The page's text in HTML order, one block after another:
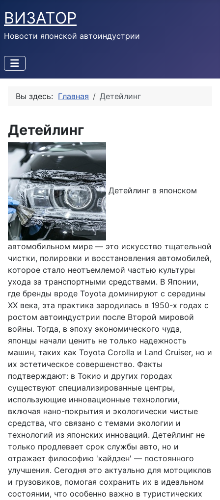
ВИЗАТОР
Новости японской автоиндустрии
Вы здесь: Главная Детейлинг
Детейлинг
Детейлинг в японском
автомобильном мире — это искусство тщательной
чистки, полировки и восстановления автомобилей,
которое стало неотъемлемой частью культуры
ухода за транспортными средствами. В Японии,
где бренды вроде Toyota доминируют с середины
XX века, эта практика зародилась в 1950-х годах с
ростом автоиндустрии после Второй мировой
войны. Тогда, в эпоху экономического чуда,
японцы начали ценить не только надежность
машин, таких как Toyota Corolla и Land Cruiser, но и
их эстетическое совершенство. Факты
подтверждают: в Токио и других городах
существуют специализированные центры,
использующие инновационные технологии,
включая нано-покрытия и экологически чистые
средства, что связано с темами экологии и
технологий из японских инноваций. Детейлинг не
только продлевает срок службы авто, но и
отражает философию 'кайдзен' — постоянного
улучшения. Сегодня это актуально для мотоциклов
и грузовиков, помогая сохранить их в идеальном
состоянии, что особенно важно в туристических